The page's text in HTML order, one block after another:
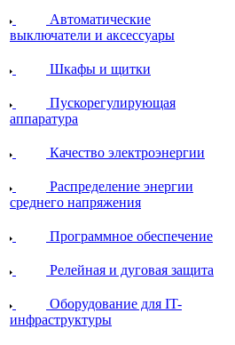
Автоматические
выключатели и аксессуары
Шкафы и щитки
Пускорегулирующая
аппаратура
Качество электроэнергии
Распределение энергии
среднего напряжения
Программное обеспечение
Релейная и дуговая защита
Оборудование для IT-
инфраструктуры